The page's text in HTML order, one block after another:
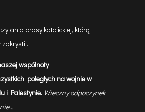
prasy katolickiej, którą
wspólnoty
poległych na wojnie w
i Palestynie. Wieczny odpoczynek